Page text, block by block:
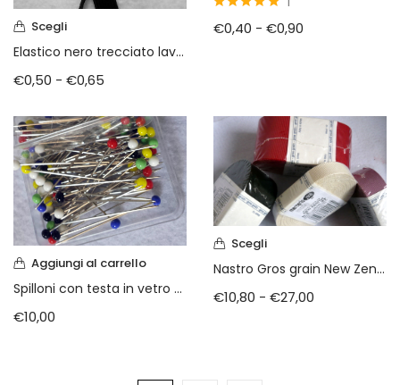
Scegli
Elastico nero trecciato lavabile
€0,50 - €0,65
€0,40 - €0,90
Aggiungi al carrello
Spilloni con testa in vetro colorato
€10,00
Scegli
Nastro Gros grain New Zenith pezza da metri 10
€10,80 - €27,00